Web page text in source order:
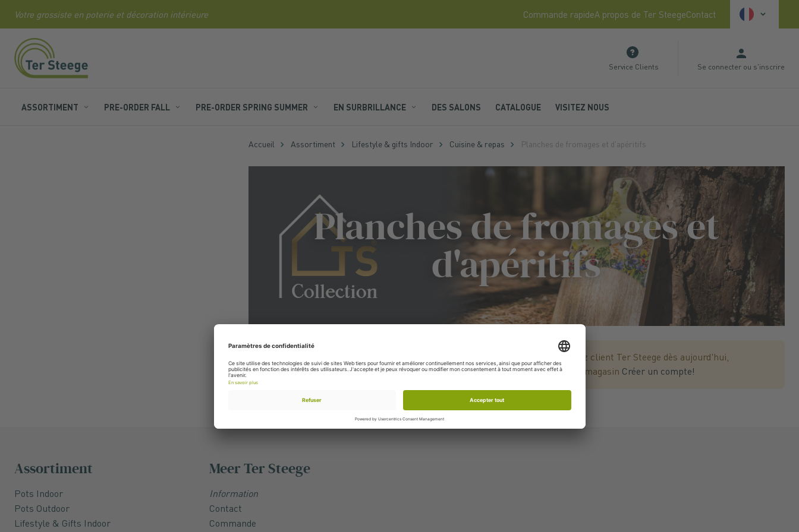
Votre grossiste en poterie et décoration intérieure Commande rapideA propos de Ter SteegeContact
Allez
contenu
Langue
Service Clients Se connecter ou s'inscrire
ASSORTIMENT PRE-ORDER FALL PRE-ORDER SPRING SUMMER EN SURBRILLANCE DES SALONS CATALOGUE VISITEZ NOUS
Accueil Assortiment Lifestyle & gifts Indoor Cuisine & repas Planches de fromages et d'apéritifs
Planches de fromages et
d'apéritifs
Vous avez besoin d'un identifiant pour voir nos collections complètes. Devenez client Ter Steege dès aujourd'hui,
consultez toutes les collections et créez votre propre assortiment pour votre magasin Créer un compte!
Assortiment
Pots Indoor
Pots Outdoor
Lifestyle & Gifts Indoor
Meer Ter Steege
Information
Contact
Commande